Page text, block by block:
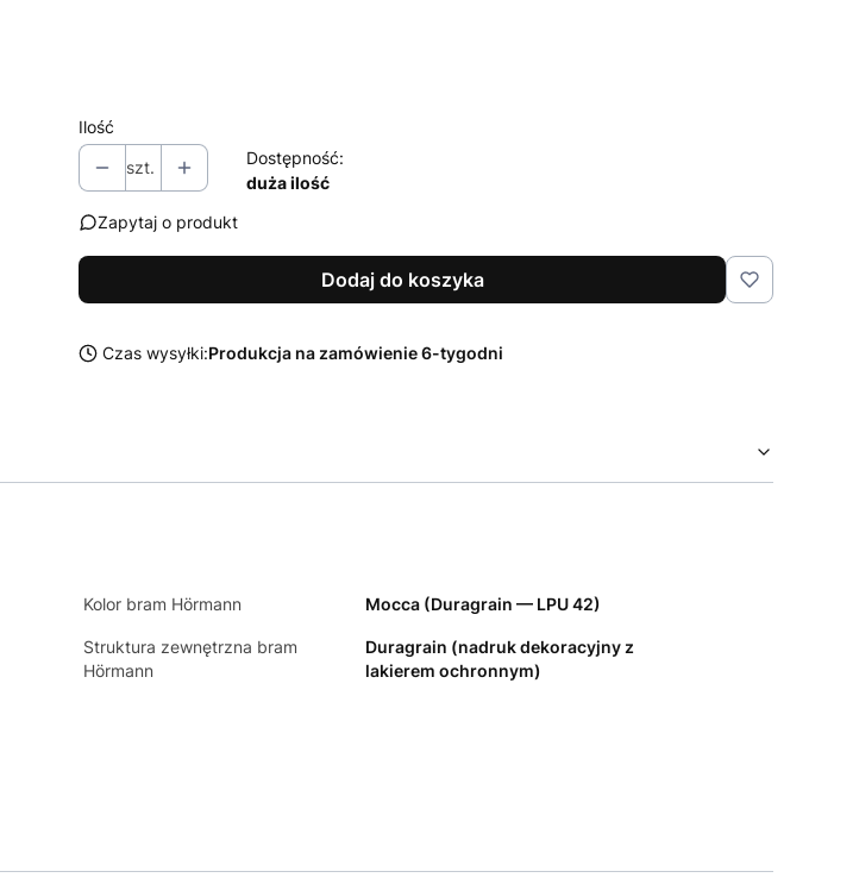
Ilość
szt.
Dostępność:
duża ilość
Zapytaj o produkt
Dodaj do koszyka
Czas wysyłki:Produkcja na zamówienie 6-tygodni
Kolor bram Hörmann Mocca (Duragrain — LPU 42)
Struktura zewnętrzna bram
Hörmann
Duragrain (nadruk dekoracyjny z
lakierem ochronnym)